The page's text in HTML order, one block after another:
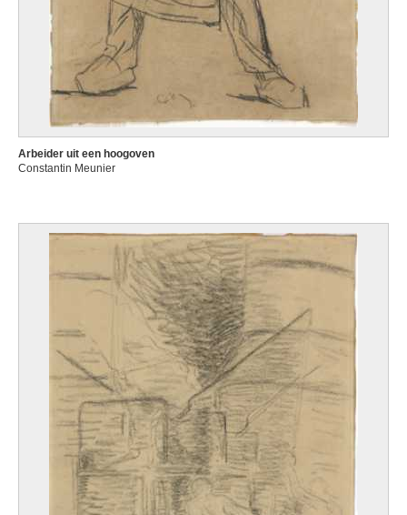
Arbeider uit een hoogoven
Constantin Meunier